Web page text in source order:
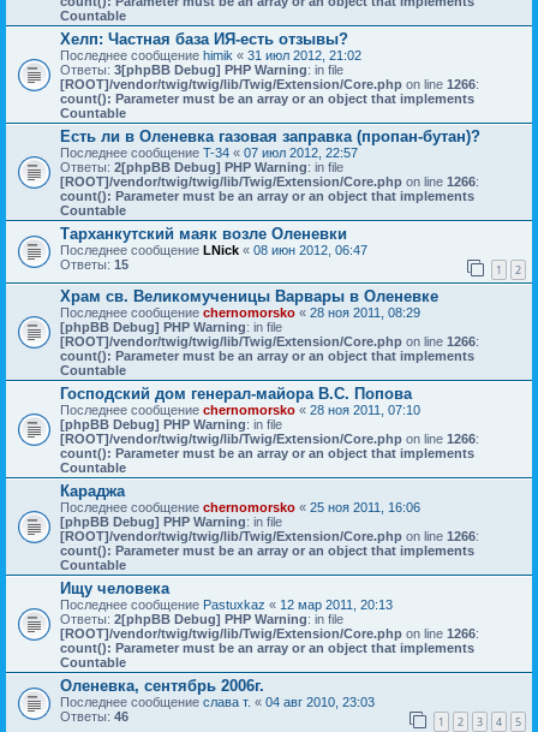
Countable
Хелп: Частная база ИЯ-есть отзывы?
Последнее сообщение himik « 31 июл 2012, 21:02
Ответы: 3[phpBB Debug] PHP Warning: in file
[ROOT]/vendor/twig/twig/lib/Twig/Extension/Core.php on line 1266:
count(): Parameter must be an array or an object that implements
Countable
Есть ли в Оленевка газовая заправка (пропан-бутан)?
Последнее сообщение T-34 « 07 июл 2012, 22:57
Ответы: 2[phpBB Debug] PHP Warning: in file
[ROOT]/vendor/twig/twig/lib/Twig/Extension/Core.php on line 1266:
count(): Parameter must be an array or an object that implements
Countable
Тарханкутский маяк возле Оленевки
Последнее сообщение LNick « 08 июн 2012, 06:47
Ответы: 15 1 2
Храм св. Великомученицы Варвары в Оленевке
Последнее сообщение chernomorsko « 28 ноя 2011, 08:29
[phpBB Debug] PHP Warning: in file
[ROOT]/vendor/twig/twig/lib/Twig/Extension/Core.php on line 1266:
count(): Parameter must be an array or an object that implements
Countable
Господский дом генерал-майора B.C. Попова
Последнее сообщение chernomorsko « 28 ноя 2011, 07:10
[phpBB Debug] PHP Warning: in file
[ROOT]/vendor/twig/twig/lib/Twig/Extension/Core.php on line 1266:
count(): Parameter must be an array or an object that implements
Countable
Караджа
Последнее сообщение chernomorsko « 25 ноя 2011, 16:06
[phpBB Debug] PHP Warning: in file
[ROOT]/vendor/twig/twig/lib/Twig/Extension/Core.php on line 1266:
count(): Parameter must be an array or an object that implements
Countable
Ищу человека
Последнее сообщение Pastuxkaz « 12 мар 2011, 20:13
Ответы: 2[phpBB Debug] PHP Warning: in file
[ROOT]/vendor/twig/twig/lib/Twig/Extension/Core.php on line 1266:
count(): Parameter must be an array or an object that implements
Countable
Оленевка, сентябрь 2006г.
Последнее сообщение слава т. « 04 авг 2010, 23:03
Ответы: 46 1 2 3 4 5